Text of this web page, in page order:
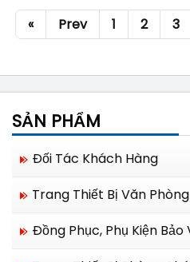
« Prev 1 2 3
SẢN PHẨM
Đối Tác Khách Hàng
Trang Thiết Bị Văn
Đồng Phục, Phụ Kiện Bảo